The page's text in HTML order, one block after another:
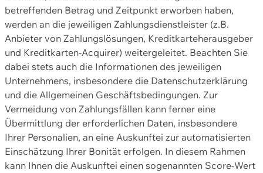
betreffenden Betrag und Zeitpunkt erworben haben,
werden an die jeweiligen Zahlungsdienstleister (z.B.
Anbieter von Zahlungslösungen, Kreditkarteherausgeber
und Kreditkarten-Acquirer) weitergeleitet. Beachten Sie
dabei stets auch die Informationen des jeweiligen
Unternehmens, insbesondere die Datenschutzerklärung
und die Allgemeinen Geschäftsbedingungen. Zur
Vermeidung von Zahlungsfällen kann ferner eine
Übermittlung der erforderlichen Daten, insbesondere
Ihrer Personalien, an eine Auskunftei zur automatisierten
Einschätzung Ihrer Bonität erfolgen. In diesem Rahmen
kann Ihnen die Auskunftei einen sogenannten Score-Wert